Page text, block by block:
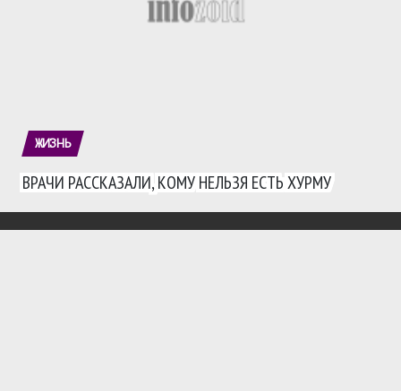
ЖИЗНЬ
ВРАЧИ РАССКАЗАЛИ, КОМУ НЕЛЬЗЯ ЕСТЬ ХУРМУ